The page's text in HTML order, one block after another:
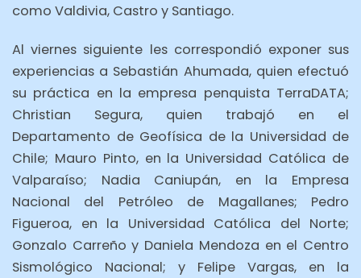
como Valdivia, Castro y Santiago.
Al viernes siguiente les correspondió exponer sus
experiencias a Sebastián Ahumada, quien efectuó
su práctica en la empresa penquista TerraDATA;
Christian Segura, quien trabajó en el
Departamento de Geofísica de la Universidad de
Chile; Mauro Pinto, en la Universidad Católica de
Valparaíso; Nadia Caniupán, en la Empresa
Nacional del Petróleo de Magallanes; Pedro
Figueroa, en la Universidad Católica del Norte;
Gonzalo Carreño y Daniela Mendoza en el Centro
Sismológico Nacional; y Felipe Vargas, en la